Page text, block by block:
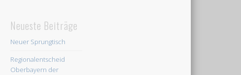
Neueste Beiträge
Neuer Sprungtisch
Regionalentscheid
Oberbayern der